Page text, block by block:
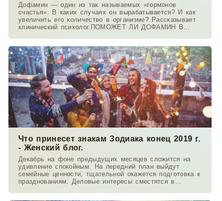
Дофамин — один из так называемых «гормонов
счастья». В каких случаях он вырабатывается? И как
увеличить его количество в организме? Рассказывает
клинический психолог.ПОМОЖЕТ ЛИ ДОФАМИН В
Что принесет знакам Зодиака конец 2019 г.
- Женский блог.
Декабрь на фоне предыдущих месяцев сложится на
удивление спокойным. На передний план выйдут
семейные ценности, тщательной окажется подготовка к
празднованиям. Деловые интересы сместятся в